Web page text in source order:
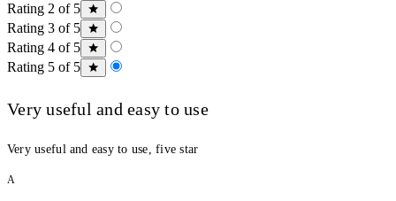
Rating 2 of 5
Rating 3 of 5
Rating 4 of 5
Rating 5 of 5
Very useful and easy to use
Very useful and easy to use, five star
A